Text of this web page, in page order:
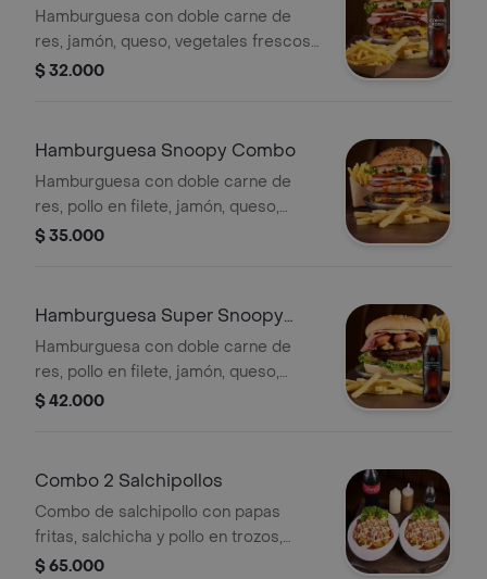
Combo
Hamburguesa con doble carne de
res, jamón, queso, vegetales frescos
y salsas de la casa (tartara y piña),
$ 32.000
Hamburguesa Snoopy Combo
Hamburguesa con doble carne de
res, pollo en filete, jamón, queso,
vegetales frescos y salsas de la casa
disponibilidad
$ 35.000
Hamburguesa Super Snoopy
Combo
Hamburguesa con doble carne de
res, pollo en filete, jamón, queso,
salchicha, tocineta, vegetales frescos
gaseosa 400 ml a disponibilidad
$ 42.000
Combo 2 Salchipollos
Combo de salchipollo con papas
fritas, salchicha y pollo en trozos,
acompañado de 2 gaseosas de 400
$ 65.000